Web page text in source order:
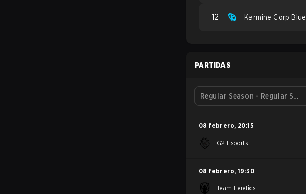
12 Karmine Corp Blue
PARTIDAS
Regular Season - Regular Season
08 febrero, 20:15
G2 Esports
08 febrero, 19:30
Team Heretics